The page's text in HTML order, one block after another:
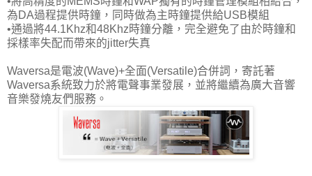
為DA過程提供時鐘，同時做為主時鐘提供給USB模組
•通過將44.1Khz和48Khz時鐘分離，完全避免了由於時鐘和
採樣率失配而帶來的jitter失真
Waversa是電波(Wave)+全面(Versatile)合併詞，寄託著
Waversa系統致力於將電聲事業發展，並將繼續為廣大音響
音樂發燒友們服務。